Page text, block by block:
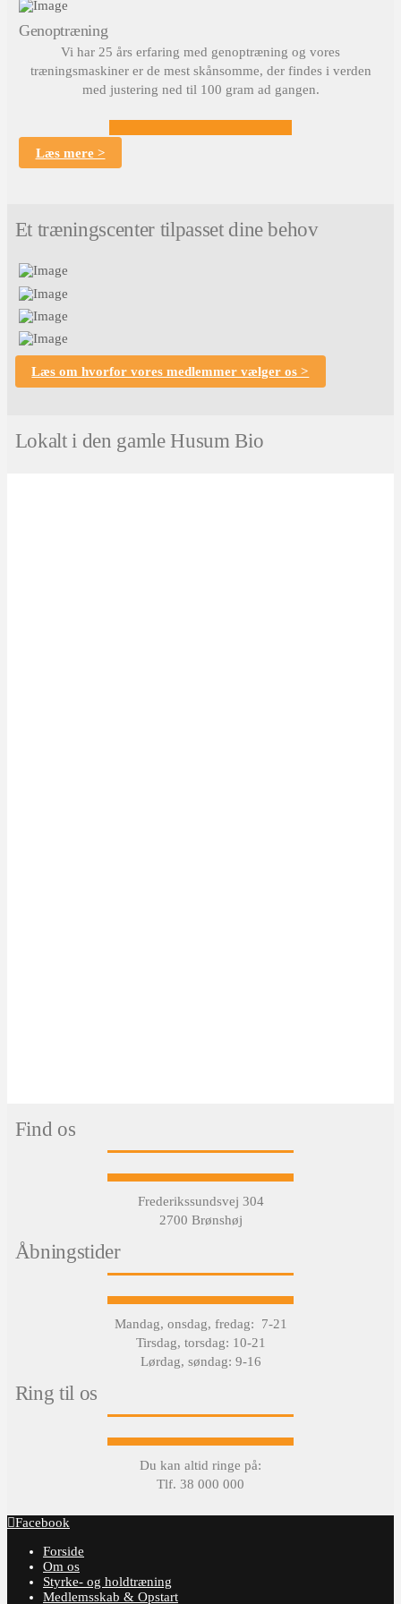
Genoptræning
Vi har 25 års erfaring med genoptræning og vores
træningsmaskiner er de mest skånsomme, der findes i verden
med justering ned til 100 gram ad gangen.
Læs mere >
Et træningscenter tilpasset dine behov
Læs om hvorfor vores medlemmer vælger os >
Lokalt i den gamle Husum Bio
Find os
Frederikssundsvej 304
2700 Brønshøj
Åbningstider
Mandag, onsdag, fredag: 7-21
Tirsdag, torsdag: 10-21
Lørdag, søndag: 9-16
Ring til os
Du kan altid ringe på:
Tlf. 38 000 000
Facebook
Forside
Om os
Styrke- og holdtræning
Medlemsskab & Opstart